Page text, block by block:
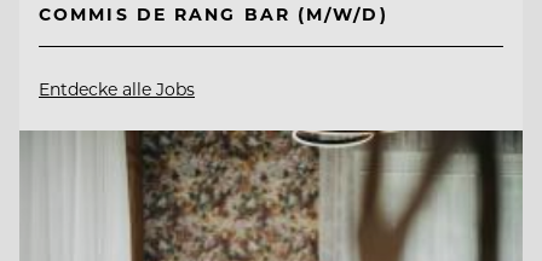
COMMIS DE RANG BAR (M/W/D)
Entdecke alle Jobs